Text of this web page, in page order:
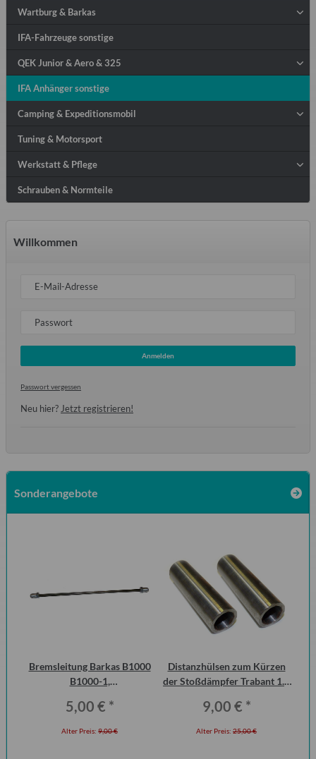
Wartburg & Barkas
IFA-Fahrzeuge sonstige
QEK Junior & Aero & 325
IFA Anhänger sonstige
Camping & Expeditionsmobil
Tuning & Motorsport
Werkstatt & Pflege
Schrauben & Normteile
Willkommen
E-Mail-Adresse
Passwort
Anmelden
Passwort vergessen
Neu hier? Jetzt registrieren!
Sonderangebote
Bremsleitung Barkas B1000
B1000-1,
5,00 € *
Alter Preis: 9,00 €
Distanzhülsen zum Kürzen
der Stoßdämpfer Trabant 1.1
9,00 € *
Alter Preis: 25,00 €